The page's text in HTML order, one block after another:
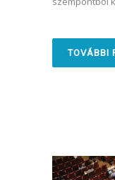
TOVÁBBI